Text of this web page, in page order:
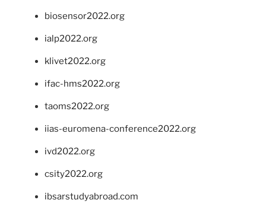
biosensor2022.org
ialp2022.org
klivet2022.org
ifac-hms2022.org
taoms2022.org
iias-euromena-conference2022.org
ivd2022.org
csity2022.org
ibsarstudyabroad.com